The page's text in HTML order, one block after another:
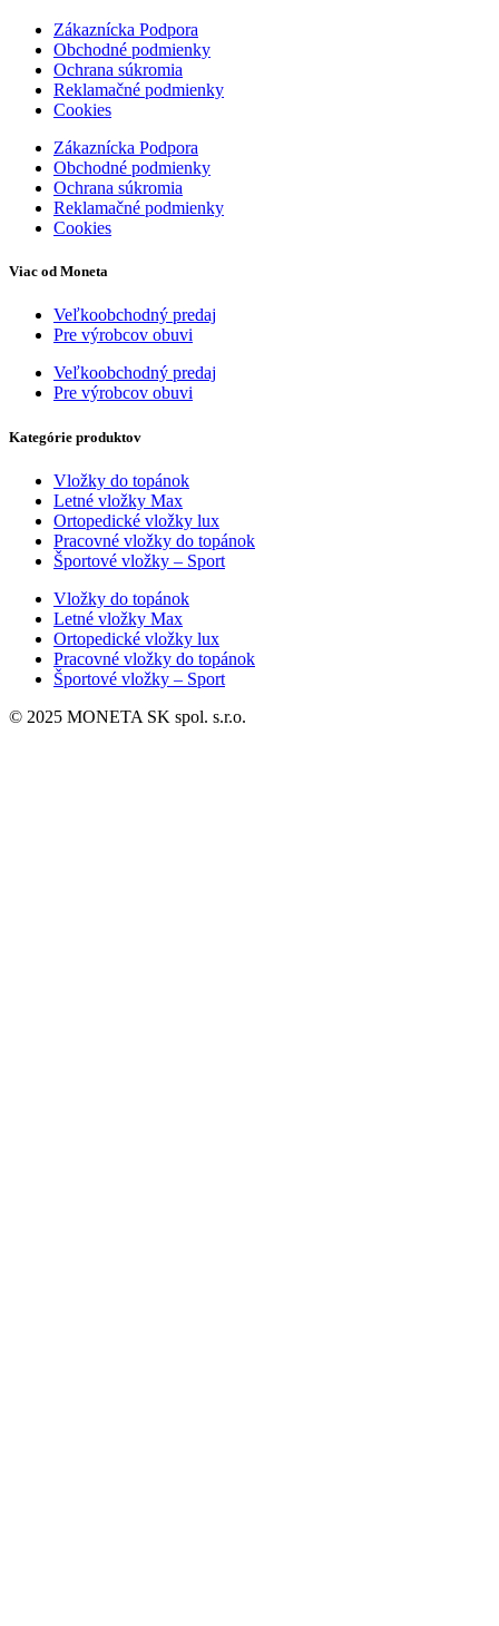
Zákaznícka Podpora
Obchodné podmienky
Ochrana súkromia
Reklamačné podmienky
Cookies
Zákaznícka Podpora
Obchodné podmienky
Ochrana súkromia
Reklamačné podmienky
Cookies
Viac od Moneta
Veľkoobchodný predaj
Pre výrobcov obuvi
Veľkoobchodný predaj
Pre výrobcov obuvi
Kategórie produktov
Vložky do topánok
Letné vložky Max
Ortopedické vložky lux
Pracovné vložky do topánok
Športové vložky – Sport
Vložky do topánok
Letné vložky Max
Ortopedické vložky lux
Pracovné vložky do topánok
Športové vložky – Sport
© 2025 MONETA SK spol. s.r.o.